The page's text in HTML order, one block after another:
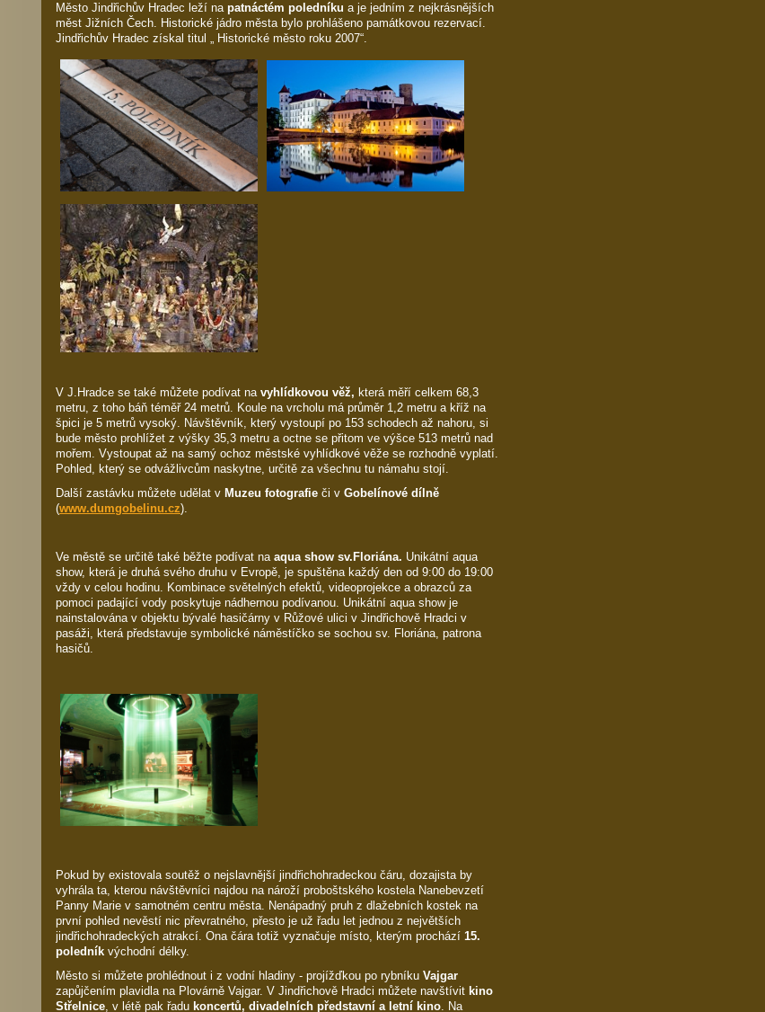
Město Jindřichův Hradec leží na patnáctém poledníku a je jedním z nejkrásnějších
měst Jižních Čech. Historické jádro města bylo prohlášeno památkovou rezervací.
Jindřichův Hradec získal titul „ Historické město roku 2007“.
V J.Hradce se také můžete podívat na vyhlídkovou věž, která měří celkem 68,3
metru, z toho báň téměř 24 metrů. Koule na vrcholu má průměr 1,2 metru a kříž na
špici je 5 metrů vysoký. Návštěvník, který vystoupí po 153 schodech až nahoru, si
bude město prohlížet z výšky 35,3 metru a octne se přitom ve výšce 513 metrů nad
mořem. Vystoupat až na samý ochoz městské vyhlídkové věže se rozhodně vyplatí.
Pohled, který se odvážlivcům naskytne, určitě za všechnu tu námahu stojí.
Další zastávku můžete udělat v Muzeu fotografie či v Gobelínové dílně
(www.dumgobelinu.cz).
Ve městě se určitě také běžte podívat na aqua show sv.Floriána. Unikátní aqua
show, která je druhá svého druhu v Evropě, je spuštěna každý den od 9:00 do 19:00
vždy v celou hodinu. Kombinace světelných efektů, videoprojekce a obrazců za
pomoci padající vody poskytuje nádhernou podívanou. Unikátní aqua show je
nainstalována v objektu bývalé hasičárny v Růžové ulici v Jindřichově Hradci v
pasáži, která představuje symbolické náměstíčko se sochou sv. Floriána, patrona
hasičů.
Pokud by existovala soutěž o nejslavnější jindřichohradeckou čáru, dozajista by
vyhrála ta, kterou návštěvníci najdou na nároží proboštského kostela Nanebevzetí
Panny Marie v samotném centru města. Nenápadný pruh z dlažebních kostek na
první pohled nevěstí nic převratného, přesto je už řadu let jednou z největších
jindřichohradeckých atrakcí. Ona čára totiž vyznačuje místo, kterým prochází 15.
poledník východní délky.
Město si můžete prohlédnout i z vodní hladiny - projížďkou po rybníku Vajgar
zapůjčením plavidla na Plovárně Vajgar. V Jindřichově Hradci můžete navštívit kino
Střelnice, v létě pak řadu koncertů, divadelních představní a letní kino. Na